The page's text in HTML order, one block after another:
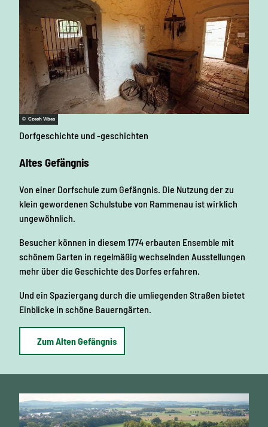
© Czech Vibes
Dorfgeschichte und -geschichten
Altes Gefängnis
Von einer Dorfschule zum Gefängnis. Die Nutzung der zu
klein gewordenen Schulstube von Rammenau ist wirklich
ungewöhnlich.
Besucher können in diesem 1774 erbauten Ensemble mit
schönem Garten in regelmäßig wechselnden Ausstellungen
mehr über die Geschichte des Dorfes erfahren.
Und ein Spaziergang durch die umliegenden Straßen bietet
Einblicke in schöne Bauerngärten.
Zum Alten Gefängnis